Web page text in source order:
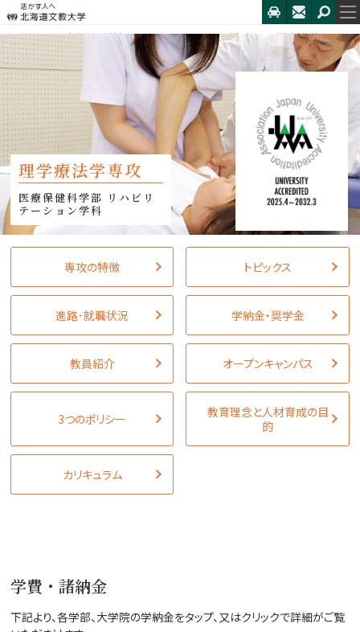
HOME 医療保健科学部 リハビリテーション学科 理学療法学専攻
学納金・奨学金
理学療法学専攻
医療保健科学部 リハビリ
テーション学科
専攻の特徴 トピックス
進路･就職状況 学納金・奨学金
教員紹介 オープンキャンパス
3つのポリシー
教育理念と人材育成の目
的
カリキュラム
学費・諸納金
下記より、各学部、大学院の学納金をタップ、又はクリックで詳細がご覧